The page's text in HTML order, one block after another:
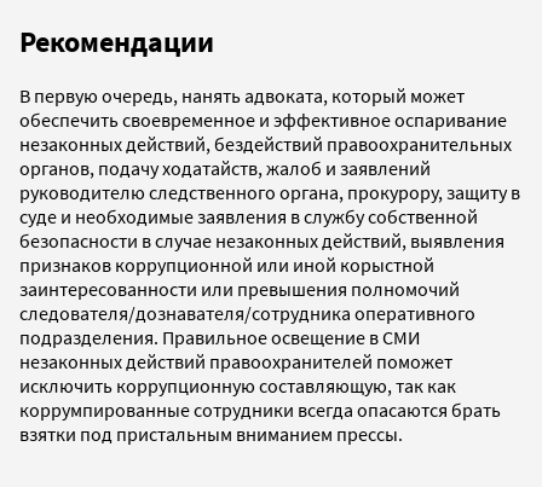
Рекомендации
В первую очередь, нанять адвоката, который может
обеспечить своевременное и эффективное оспаривание
незаконных действий, бездействий правоохранительных
органов, подачу ходатайств, жалоб и заявлений
руководителю следственного органа, прокурору, защиту в
суде и необходимые заявления в службу собственной
безопасности в случае незаконных действий, выявления
признаков коррупционной или иной корыстной
заинтересованности или превышения полномочий
следователя/дознавателя/сотрудника оперативного
подразделения. Правильное освещение в СМИ
незаконных действий правоохранителей поможет
исключить коррупционную составляющую, так как
коррумпированные сотрудники всегда опасаются брать
взятки под пристальным вниманием прессы.